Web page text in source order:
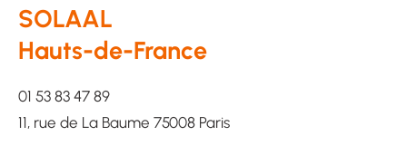
SOLAAL
Hauts-de-France
01 53 83 47 89
11, rue de La Baume 75008 Paris